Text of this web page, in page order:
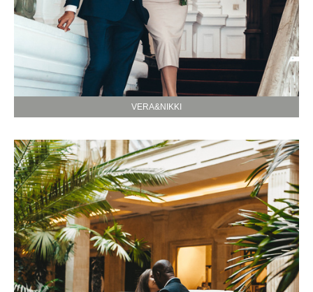
VERA&NIKKI